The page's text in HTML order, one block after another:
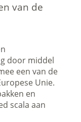
van de
door middel
een van de
Unie.
en
scala aan